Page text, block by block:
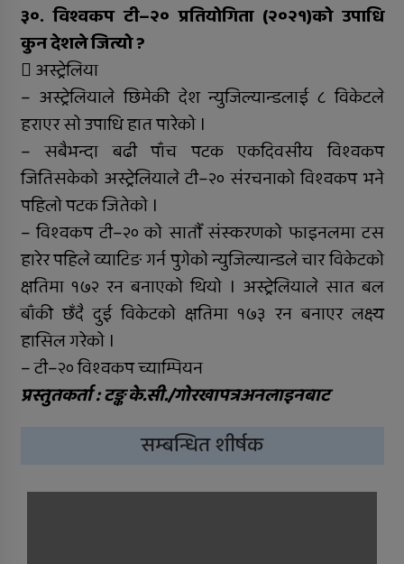
३०. विश्वकप टी–२० प्रतियोगिता (२०२१)को उपाधि
कुन देशले जित्यो ?
 अस्ट्रेलिया
– अस्ट्रेलियाले छिमेकी देश न्युजिल्यान्डलाई ८ विकेटले
हराएर सो उपाधि हात पारेको ।
– सबैभन्दा बढी पाँच पटक एकदिवसीय विश्वकप
जितिसकेको अस्ट्रेलियाले टी–२० संरचनाको विश्वकप भने
पहिलो पटक जितेको ।
– विश्वकप टी–२० को सातौँ संस्करणको फाइनलमा टस
हारेर पहिले व्याटिङ गर्न पुगेको न्युजिल्यान्डले चार विकेटको
क्षतिमा १७२ रन बनाएको थियो । अस्ट्रेलियाले सात बल
बाँकी छँदै दुई विकेटको क्षतिमा १७३ रन बनाएर लक्ष्य
हासिल गरेको ।
– टी–२० विश्वकप च्याम्पियन
प्रस्तुतकर्ता : टङ्क के.सी./गोरखापत्रअनलाइनबाट
सम्बन्धित शीर्षक